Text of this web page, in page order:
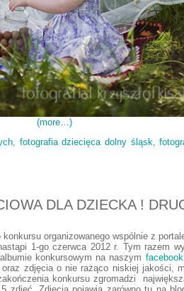
(more…)
, fotografia dziecięca dolny śląsk,
DLA DZIECKA !
organizowanego wspólnie z
1-go czerwca 2012 r. Tym razem
konkursowym na naszym
zdjęcia o nie rażąco niskiej jakości,
konkursu zgromadzi